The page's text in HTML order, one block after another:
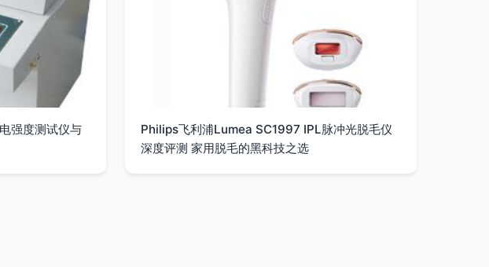
强度测试仪与
Philips飞利浦Lumea SC1997 IPL脉冲光脱毛仪
深度评测 家用脱毛的黑科技之选